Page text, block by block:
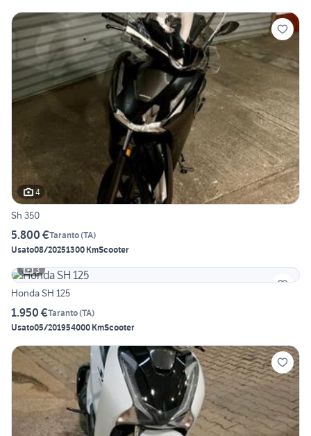
4
Sh 350
5.800 €Taranto(TA)
Usato08/20251300 KmScooter
3
Honda SH 125
1.950 €Taranto(TA)
Usato05/201954000 KmScooter